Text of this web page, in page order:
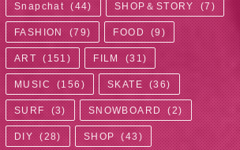
Snapchat (44) SHOP＆STORY (7)
FASHION (79) FOOD (9 )
ART ( 151 ) FILM (31)
MUSIC (156 ) SKATE (36)
SURF (3) SNOWBOARD (2)
DIY (28) SHOP (43)